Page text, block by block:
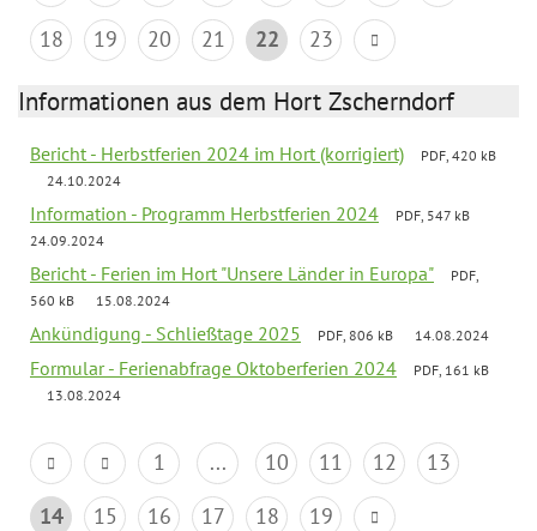
18
19 20 21 22 23
Informationen aus dem Hort Zscherndorf
Bericht - Herbstferien 2024 im Hort (korrigiert)
PDF, 420 kB
24.10.2024
Information - Programm Herbstferien 2024
PDF, 547 kB
24.09.2024
Bericht - Ferien im Hort "Unsere Länder in Europa"
PDF,
560 kB
15.08.2024
Ankündigung - Schließtage 2025 PDF, 806 kB 14.08.2024
Formular - Ferienabfrage Oktoberferien 2024
PDF, 161 kB
13.08.2024
1 ... 10 11 12
13
14
15 16 17 18 19